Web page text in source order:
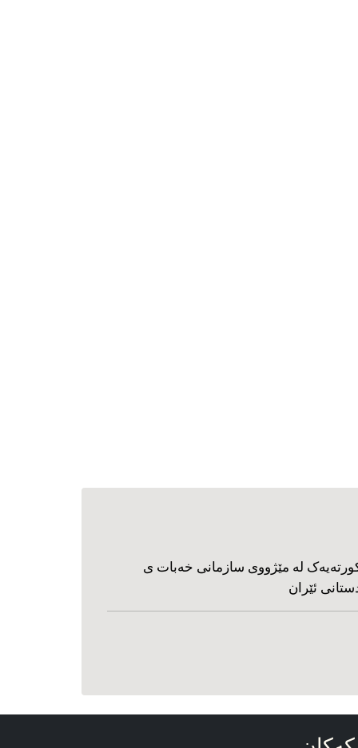
له مێژووی سازمانی خه‌بات ی
ئێران